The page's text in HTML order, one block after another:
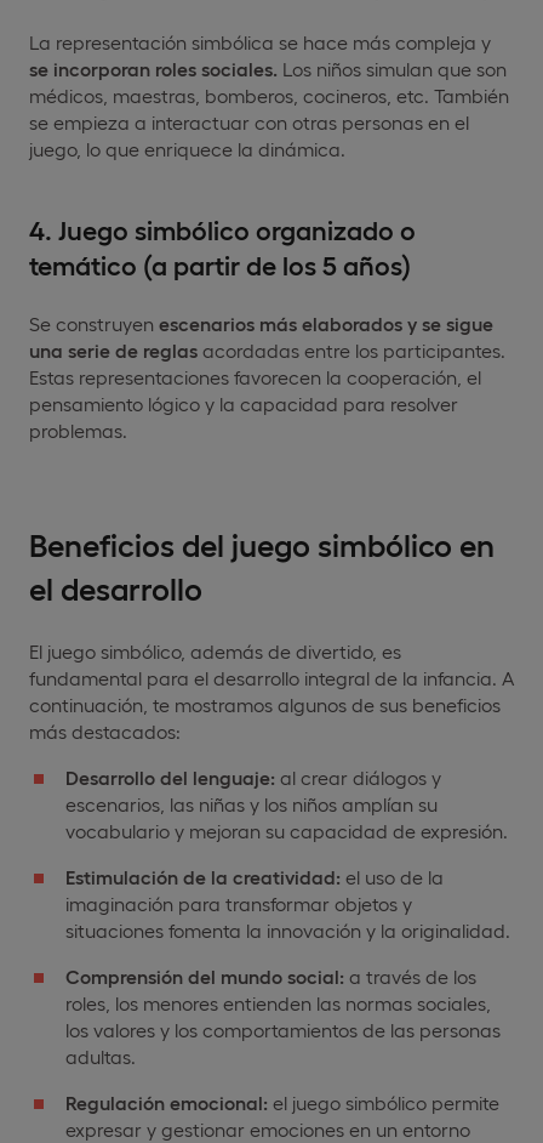
La representación simbólica se hace más compleja y
se incorporan roles sociales. Los niños simulan que son
médicos, maestras, bomberos, cocineros, etc. También
se empieza a interactuar con otras personas en el
juego, lo que enriquece la dinámica.
4. Juego simbólico organizado o
temático (a partir de los 5 años)
Se construyen escenarios más elaborados y se sigue
una serie de reglas acordadas entre los participantes.
Estas representaciones favorecen la cooperación, el
pensamiento lógico y la capacidad para resolver
problemas.
Beneficios del juego simbólico en
el desarrollo
El juego simbólico, además de divertido, es
fundamental para el desarrollo integral de la infancia. A
continuación, te mostramos algunos de sus beneficios
más destacados:
Desarrollo del lenguaje: al crear diálogos y
escenarios, las niñas y los niños amplían su
vocabulario y mejoran su capacidad de expresión.
Estimulación de la creatividad: el uso de la
imaginación para transformar objetos y
situaciones fomenta la innovación y la originalidad.
Comprensión del mundo social: a través de los
roles, los menores entienden las normas sociales,
los valores y los comportamientos de las personas
adultas.
Regulación emocional: el juego simbólico permite
expresar y gestionar emociones en un entorno